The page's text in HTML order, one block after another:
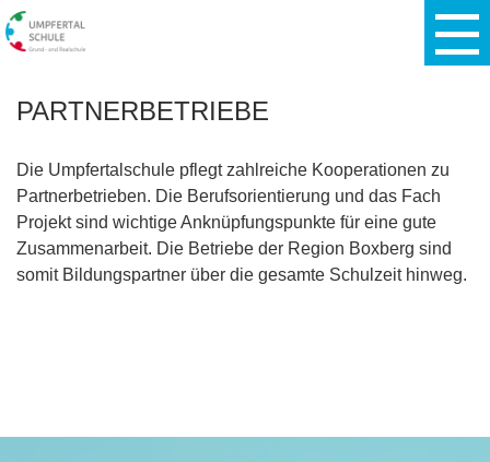
PARTNERBETRIEBE
Die Umpfertalschule pflegt zahlreiche Kooperationen zu
Partnerbetrieben. Die Berufsorientierung und das Fach
Projekt sind wichtige Anknüpfungspunkte für eine gute
Zusammenarbeit. Die Betriebe der Region Boxberg sind
somit Bildungspartner über die gesamte Schulzeit hinweg.